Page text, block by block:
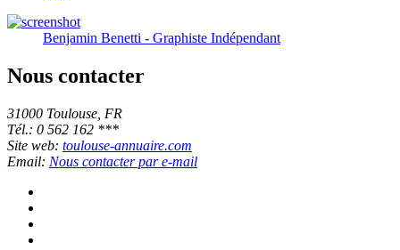
Benjamin Benetti - Graphiste Indépendant
Nous contacter
31000 Toulouse, FR
Tél.: 0 562 162 ***
Site web: toulouse-annuaire.com
Email: Nous contacter par e-mail